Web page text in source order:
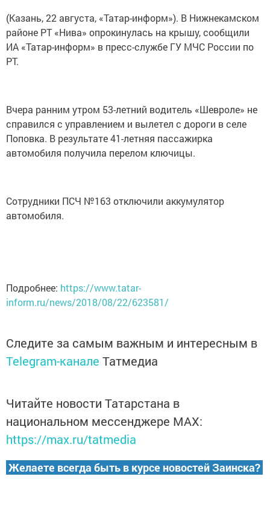
(Казань, 22 августа, «Татар-информ»). В Нижнекамском
районе РТ «Нива» опрокинулась на крышу, сообщили
ИА «Татар-информ» в пресс-службе ГУ МЧС России по
РТ.
Вчера ранним утром 53-летний водитель «Шевроле» не
справился с управлением и вылетел с дороги в селе
Поповка. В результате 41-летняя пассажирка
автомобиля получила перелом ключицы.
Сотрудники ПСЧ №163 отключили аккумулятор
автомобиля.
Подробнее: https://www.tatar-
inform.ru/news/2018/08/22/623581/
Следите за самым важным и интересным в
Telegram-канале Татмедиа
Читайте новости Татарстана в
национальном мессенджере MАХ:
https://max.ru/tatmedia
Желаете всегда быть в курсе новостей Заинска?